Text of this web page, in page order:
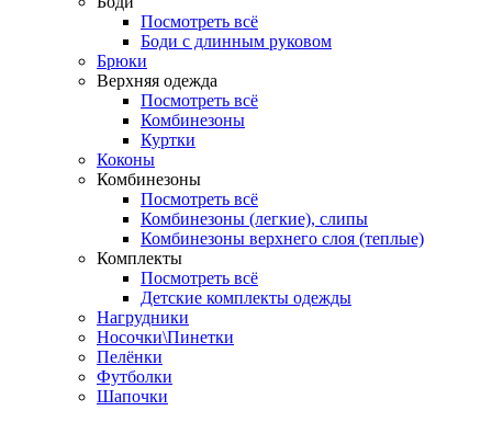
Посмотреть всё
Боди с длинным руковом
Брюки
Верхняя одежда
Посмотреть всё
Комбинезоны
Куртки
Коконы
Комбинезоны
Посмотреть всё
Комбинезоны (легкие), слипы
Комбинезоны верхнего слоя (теплые)
Комплекты
Посмотреть всё
Детские комплекты одежды
Нагрудники
Носочки\Пинетки
Пелёнки
Футболки
Шапочки